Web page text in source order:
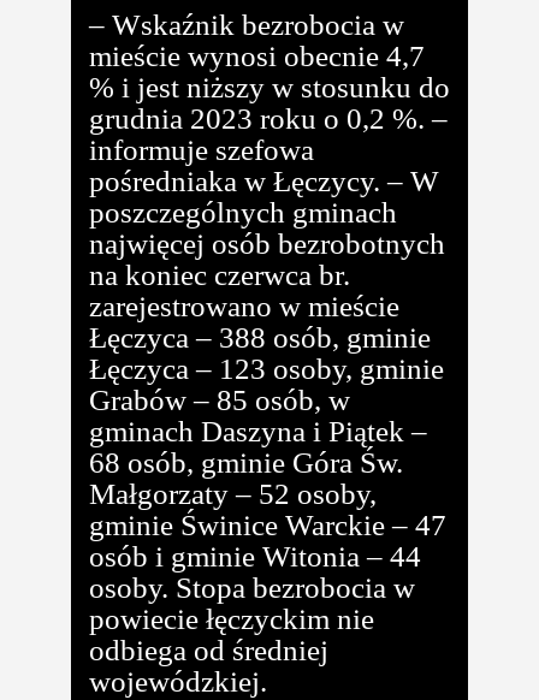
– Wskaźnik bezrobocia w
mieście wynosi obecnie 4,7
% i jest niższy w stosunku do
grudnia 2023 roku o 0,2 %. –
informuje szefowa
pośredniaka w Łęczycy. – W
poszczególnych gminach
najwięcej osób bezrobotnych
na koniec czerwca br.
zarejestrowano w mieście
Łęczyca – 388 osób, gminie
Łęczyca – 123 osoby, gminie
Grabów – 85 osób, w
gminach Daszyna i Piątek –
68 osób, gminie Góra Św.
Małgorzaty – 52 osoby,
gminie Świnice Warckie – 47
osób i gminie Witonia – 44
osoby. Stopa bezrobocia w
powiecie łęczyckim nie
odbiega od średniej
wojewódzkiej.